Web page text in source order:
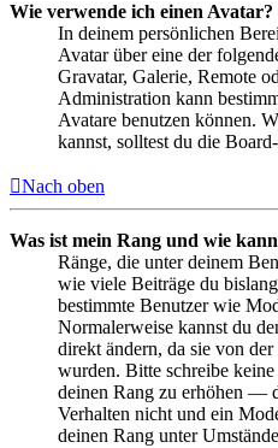
Wie verwende ich einen Avatar?
In deinem persönlichen
Avatar über eine der
Gravatar, Galerie, Remote
Administration kann
Avatare benutzen können.
kannst, solltest du die
Nach oben
Was ist mein Rang und wie
Ränge, die unter deinem
wie viele Beiträge du
bestimmte Benutzer wie
Normalerweise kannst du
direkt ändern, da sie von
wurden. Bitte schreibe
deinen Rang zu erhöhen —
Verhalten nicht und ein
deinen Rang unter